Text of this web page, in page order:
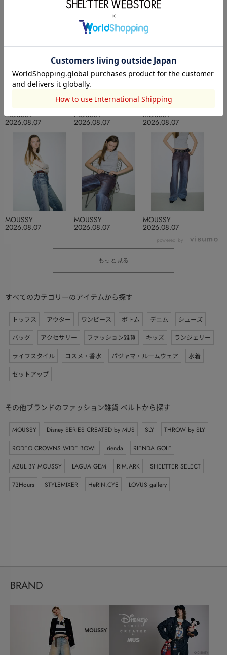
undefinedのCOORDINATE
2026.08.07
MOUSSY
2026.08.07
MOUSSY
2026.08.07
MOUSSY
2026.08.07
MOUSSY
2026.08.07
MOUSSY
2026.08.07
MOUSSY
powered by
もっと見る
すべてのカテゴリーのアイテムから探す
トップス アウター ワンピース ボトム デニム
シューズ
バッグ
アクセサリー ファッション雑貨 キッズ
ランジェリー
ライフスタイル
コスメ・香水 パジャマ・ルームウェア
水着
セットアップ
その他ブランドのファッション雑貨 ベルトから探す
MOUSSY Disney SERIES CREATED by MUS SLY
THROW by SLY
RODEO CROWNS WIDE BOWL
rienda
RIENDA GOLF
AZUL BY MOUSSY
LAGUA GEM RIM.ARK
SHEL’TTER SELECT
73Hours
STYLEMIXER HeRIN.CYE LOVUS gallery
BRAND